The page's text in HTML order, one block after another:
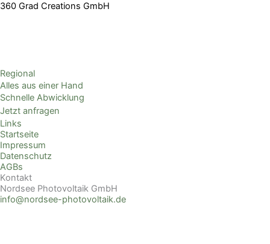
360 Grad Creations GmbH
Regional
Alles aus einer Hand
Schnelle Abwicklung
Jetzt anfragen
Links
Startseite
Impressum
Datenschutz
AGBs
Kontakt
Nordsee Photovoltaik GmbH
info@nordsee-photovoltaik.de